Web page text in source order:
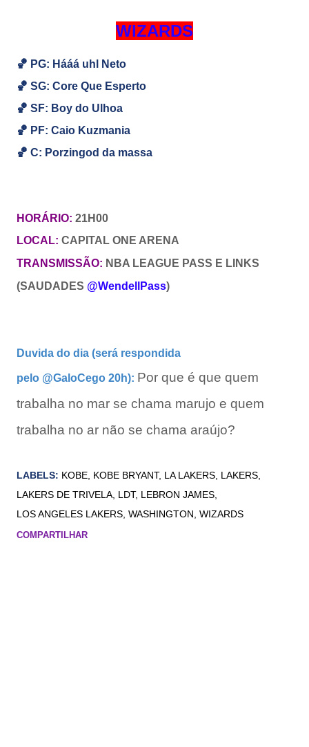
WIZARDS
🏀 PG: Hááá uhl Neto
🏀 SG: Core Que Esperto
🏀 SF: Boy do Ulhoa
🏀 PF: Caio Kuzmania
🏀 C: Porzingod da massa
HORÁRIO: 21H00
LOCAL: CAPITAL ONE ARENA
TRANSMISSÃO: NBA LEAGUE PASS E LINKS
(SAUDADES @WendellPass)
Duvida do dia (será respondida
pelo @GaloCego 20h): Por que é que quem
trabalha no mar se chama marujo e quem
trabalha no ar não se chama araújo?
LABELS: KOBE KOBE BRYANT LA LAKERS LAKERS
LAKERS DE TRIVELA LDT LEBRON JAMES
LOS ANGELES LAKERS WASHINGTON WIZARDS
COMPARTILHAR